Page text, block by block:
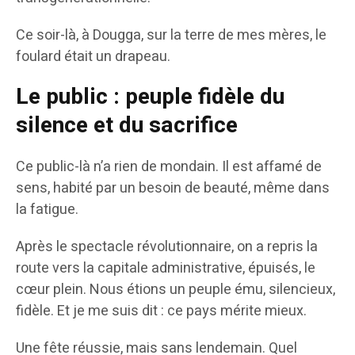
Ce soir-là, à Dougga, sur la terre de mes mères, le
foulard était un drapeau.
Le public : peuple fidèle du
silence et du sacrifice
Ce public-là n’a rien de mondain. Il est affamé de
sens, habité par un besoin de beauté, même dans
la fatigue.
Après le spectacle révolutionnaire, on a repris la
route vers la capitale administrative, épuisés, le
cœur plein. Nous étions un peuple ému, silencieux,
fidèle. Et je me suis dit : ce pays mérite mieux.
Une fête réussie, mais sans lendemain. Quel